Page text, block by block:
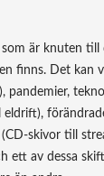
som är knuten till
finns. Det kan
pandemier,
eldrift),
skivor till
ett av dessa